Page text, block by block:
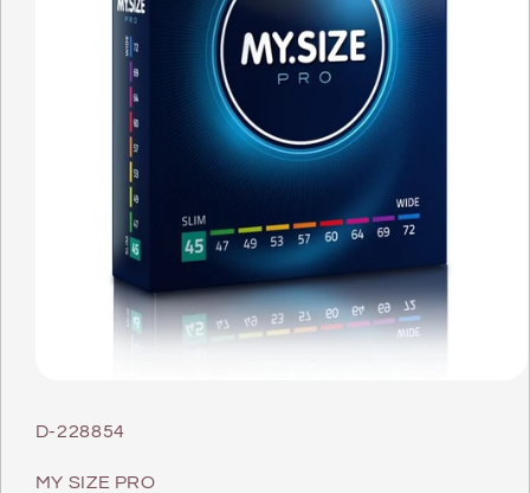
multimédia
1
modal
SKU:
D-228854
MY SIZE PRO